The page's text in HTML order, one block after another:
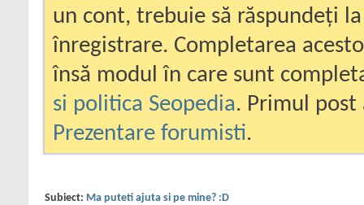
un cont, trebuie să răspundeți
înregistrare. Completarea
însă modul în care sunt
si politica Seopedia. Primul
Prezentare forumisti.
Subiect: Ma puteti ajuta si pe mine? :D